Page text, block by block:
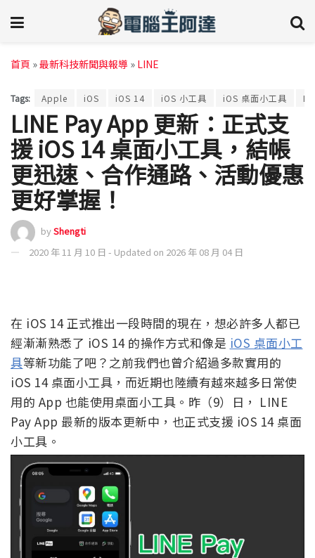
首頁 »最新科技新聞與報導 » LINE
Tags: Apple iOS iOS 14 iOS 小工具 iOS 桌面小工具
LINE Pay App 更新：正式支
援 iOS 14 桌面小工具，結帳
更迅速、合作通路、活動優惠
更好掌握！
byShengti
2020 年 11 月 10 日 - Updated on 2026 年 08 月 04 日
在 iOS 14 正式推出一段時間的現在，想必許多人都已
經漸漸熟悉了 iOS 14 的操作方式和像是 iOS 桌面小工
具等新功能了吧？之前我們也曾介紹過多款實用的
iOS 14 桌面小工具，而近期也陸續有越來越多日常使
用的 App 也能使用桌面小工具。昨（9）日， LINE
Pay App 最新的版本更新中，也正式支援 iOS 14 桌面
小工具。